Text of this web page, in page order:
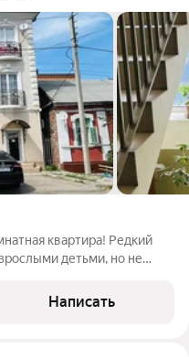
квартира! Редкий
детьми, но не
Это решение
Написать